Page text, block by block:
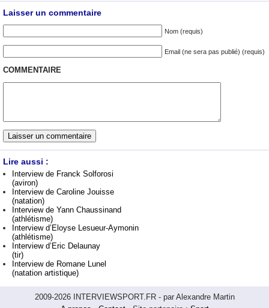
Laisser un commentaire
Nom (requis)
Email (ne sera pas publié) (requis)
COMMENTAIRE
Lire aussi :
Interview de Franck Solforosi
(aviron)
Interview de Caroline Jouisse
(natation)
Interview de Yann Chaussinand
(athlétisme)
Interview d’Eloyse Lesueur-Aymonin
(athlétisme)
Interview d’Eric Delaunay
(tir)
Interview de Romane Lunel
(natation artistique)
2009-2026 INTERVIEWSPORT.FR - par Alexandre Martin